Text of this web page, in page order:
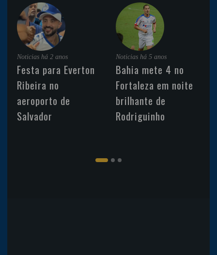
Noticias há 2 anos
Festa para Everton
Ribeira no
aeroporto de
Salvador
Noticias há 5 anos
Bahia mete 4 no
Fortaleza em noite
brilhante de
Rodriguinho